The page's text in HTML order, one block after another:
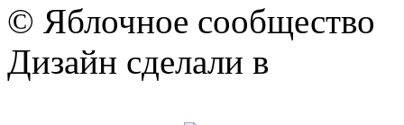
© Яблочное сообщество
Дизайн сделали в